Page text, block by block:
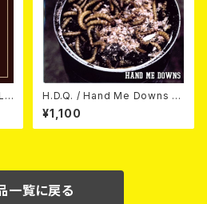
H.D.Q. / Hand Me Downs (C
OLORVINYL/7”EP)
¥1,100
一覧に戻る